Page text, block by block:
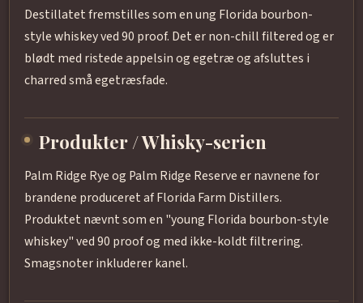
Destillatet fremstilles som en ung Florida bourbon-
style whiskey ved 90 proof. Det er non-chill filtered og er
blødt med ristede appelsin og egetræ og afsluttes i
charred små egetræsfade.
Produkter / Whisky-serien
Palm Ridge Rye og Palm Ridge Reserve er navnene for
brandene produceret af Florida Farm Distillers.
Produktet nævnt som en "young Florida bourbon-style
whiskey" ved 90 proof og med ikke-koldt filtrering.
Smagsnoter inkluderer kanel.